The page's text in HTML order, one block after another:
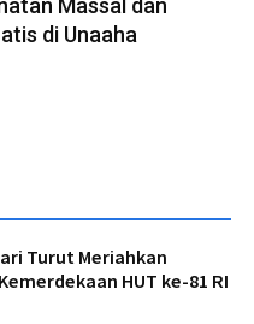
di Unaaha
Turut Meriahkan
HUT ke-81 RI